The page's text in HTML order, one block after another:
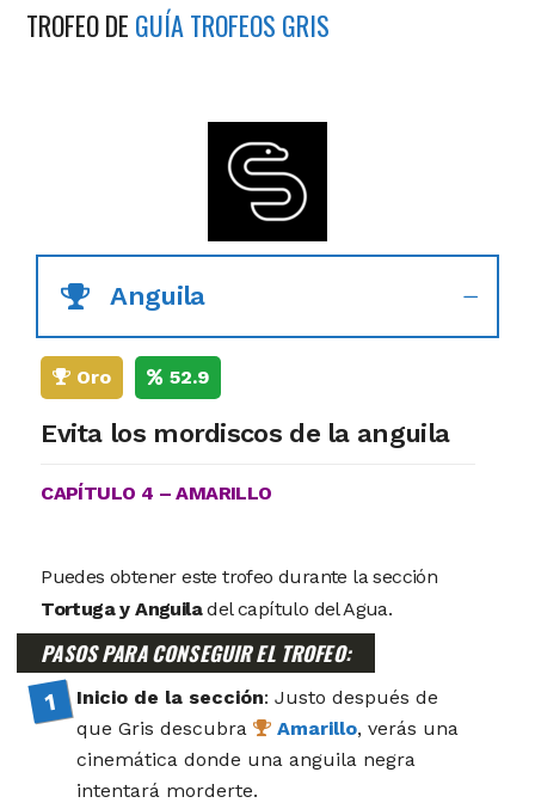
TROFEO DE GUÍA TROFEOS GRIS
Anguila
Oro 52.9
Evita los mordiscos de la anguila
CAPÍTULO 4 – AMARILLO
Puedes obtener este trofeo durante la sección
Tortuga y Anguiladel capítulo del Agua.
PASOS PARA CONSEGUIR EL TROFEO:
Inicio de la sección: Justo después de
que Gris descubra
Amarillo, verás una
cinemática donde una anguila negra
intentará morderte.